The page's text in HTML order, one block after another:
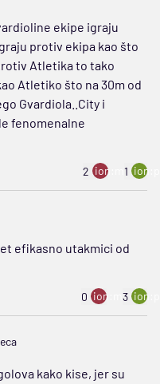
ekipe igraju
protiv ekipa kao što
Atletika to tako
Atletiko što na 30m od
Gvardiola..City i
fenomenalne
2 ion:minus
1
efikasno utakmici od
0 ion:minus
3
kako kise, jer su